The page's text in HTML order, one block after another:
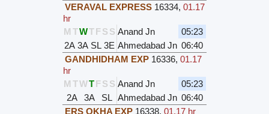
VERAVAL EXPRESS 16334,01.17
hr
M TWTFS S Anand Jn
05:23
2A 3A SL 3E Ahmedabad Jn 06:40
GANDHIDHAM EXP 16336,01.17
hr
M TWTFS S Anand Jn
05:23
2A
3A SL Ahmedabad Jn 06:40
ERS OKHA EXP 16338,01.17 hr